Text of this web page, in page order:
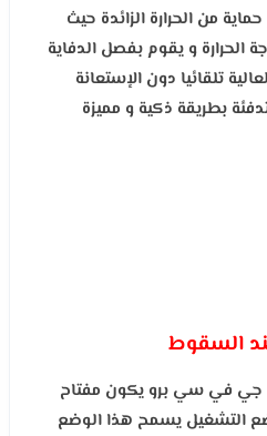
من الحرارة الزائدة حيث
و يقوم بفصل الدفاية
تلقائيا دون الإستعانة
بطريقة ذكية و مميزة
السقوط
جي في سي برو يكون مفتاح
التشغيل يسمح هذا الوضع